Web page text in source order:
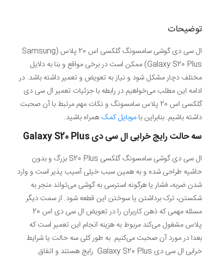
توضیحات
ال سی دی گوشی سامسونگ گلکسی اس 20 پلاس (Samsung
Galaxy S20 Plus) ممکن است در برخی مواقع و بنا به دلایل
مختلف دچار مشکل شود و نیاز به تعویض و تعمیر داشته باشد. در
ادامه این مطلب می‌خواهیم در رابطه با جزئیات تعمیر ال سی دی
گلکسی اس 20 پلاس سامسونگ و نکات مهم مرتبط با آن صحبت
داشته باشیم. بنابراین باموبایل کمک همراه باشید.
سه حالت رایج خرابی ال سی دیGalaxy S20 Plus
ال سی دی گوشی سامسونگ گلکسی S20 Plus بزرگ و بدون
حاشیه طراحی شده و به همین سبب خیلی آسیب پذیر است و وارد
شدن ضربه، فشار یا هرگونه استرسی به گوشی می‌تواند منجر به
شکستن، ترک برداشتن یا سوختن این قطعه شود. از سمت دیگر
مسئله مهمی که ذهن کاربران را در تعویض ال سی دی اس 20
پلاس مشغول می‌کند مربوط به هزینه انجام این تعمیر است که
بعدا در مورد آن صحبت می‌کنیم. به طور کلی سه حالت یا شرایط
خرابی ال سی دی Galaxy S20 Plus رایج هستند و اتفاق